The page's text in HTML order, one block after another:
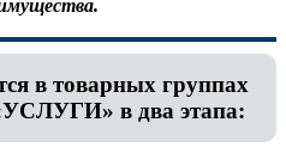
в товарных группах
в два этапа: